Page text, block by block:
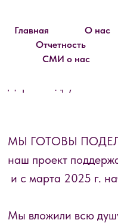
Главная О нас
Отчетность
СМИ о нас
МЫ ГОТОВЫ
наш проект
и с марта 2025 г.
Мы вложили всю